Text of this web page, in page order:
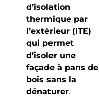
d’isolation
thermique par
l’extérieur (ITE)
qui permet
d’isoler une
façade à pans de
bois sans la
dénaturer.